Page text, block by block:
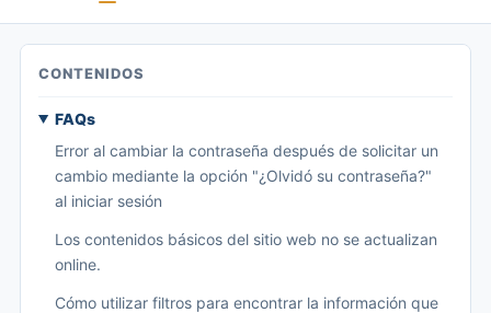
CONTENIDOS
FAQs
Error al cambiar la contraseña después de solicitar un
cambio mediante la opción "¿Olvidó su contraseña?"
al iniciar sesión
Los contenidos básicos del sitio web no se actualizan
online.
Cómo utilizar filtros para encontrar la información que